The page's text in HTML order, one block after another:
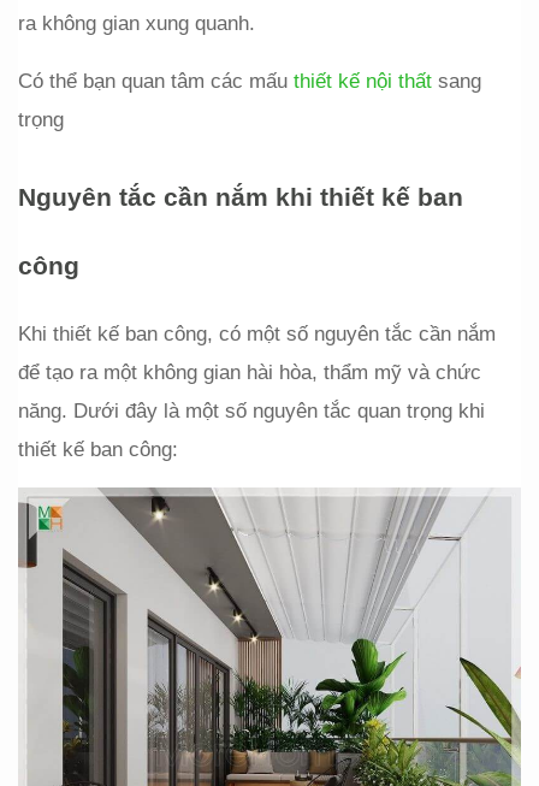
ra không gian xung quanh.
Có thể bạn quan tâm các mấu thiết kế nội thất sang
trọng
Nguyên tắc cần nắm khi thiết kế ban
công
Khi thiết kế ban công, có một số nguyên tắc cần nắm
để tạo ra một không gian hài hòa, thẩm mỹ và chức
năng. Dưới đây là một số nguyên tắc quan trọng khi
thiết kế ban công: